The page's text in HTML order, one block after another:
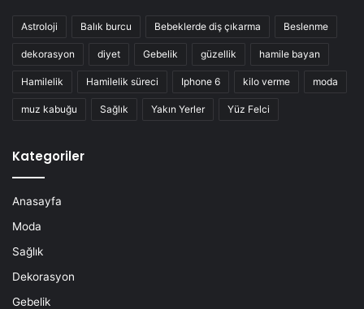
Astroloji Balık burcu Bebeklerde diş çıkarma Beslenme
dekorasyon diyet Gebelik güzellik hamile bayan
Hamilelik Hamilelik süreci Iphone 6 kilo verme moda
muz kabuğu Sağlık Yakın Yerler Yüz Felci
Kategoriler
Anasayfa
Moda
Sağlık
Dekorasyon
Gebelik